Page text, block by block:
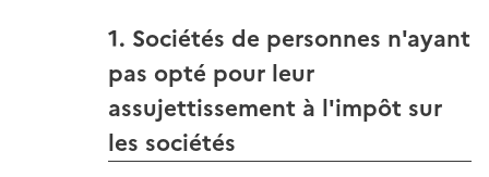
1. Sociétés de personnes n'ayant
pas opté pour leur
assujettissement à l'impôt sur
les sociétés